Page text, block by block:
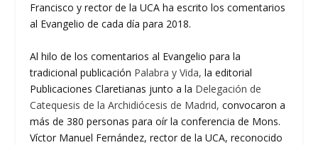
Francisco y rector de la UCA ha escrito los comentarios
al Evangelio de cada día para 2018.
Al hilo de los comentarios al Evangelio para la
tradicional publicación Palabra y Vida, la editorial
Publicaciones Claretianas junto a la Delegación de
Catequesis de la Archidiócesis de Madrid, convocaron a
más de 380 personas para oír la conferencia de Mons.
Víctor Manuel Fernández, rector de la UCA, reconocido